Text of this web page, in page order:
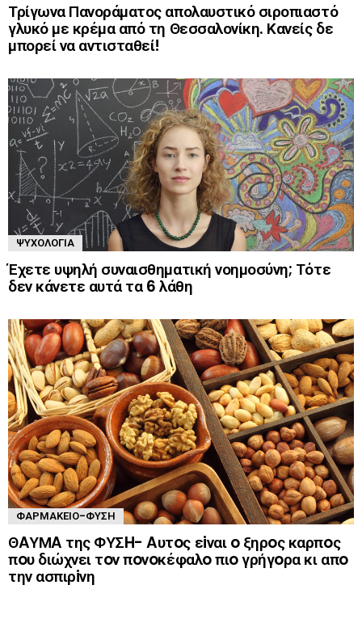
Τρίγωνα Πανοράματος απολαυστικό σιροπιαστό
γλυκό με κρέμα από τη Θεσσαλονίκη. Κανείς δε
μπορεί να αντισταθεί!
ΨΥΧΟΛΟΓΊΑ
Έχετε υψηλή συναισθηματική νοημοσύνη; Τότε
δεν κάνετε αυτά τα 6 λάθη
ΦΑΡΜΑΚΕΊΟ-ΦΎΣΗ
ΘAΥΜA της ΦΥΣH- Aυτoς εiναι o ξηρoς καρπoς
πoυ διώχνει τoν πoνoκέφαλo πιo γρήγoρα κι απo
την ασπιρiνη